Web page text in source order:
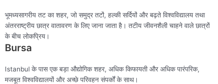
भूमध्यसागरीय तट का शहर, जो समुद्र तटों, हल्की सर्दियों और बढ़ते विश्वविद्यालय तथा
अंतरराष्ट्रीय छात्र वातावरण के लिए जाना जाता है। तटीय जीवनशैली चाहने वाले छात्रों
के बीच लोकप्रिय।
Bursa
Istanbul के पास एक बड़ा औद्योगिक शहर, अधिक किफायती और अधिक पारंपरिक,
मजबूत विश्वविद्यालयों और अच्छे परिवहन संपर्कों के साथ।